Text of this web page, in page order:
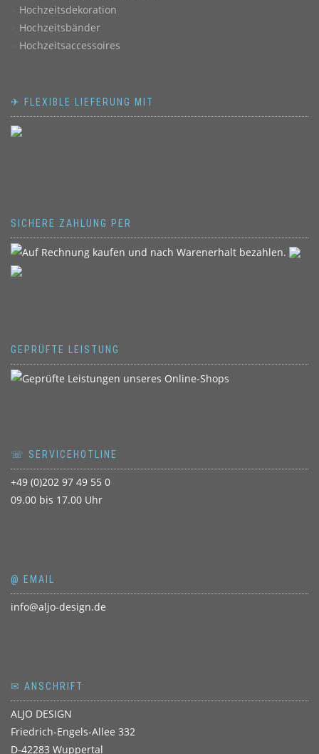
Hochzeitsdekoration
Hochzeitsbänder
Hochzeitsaccessoires
✈ FLEXIBLE LIEFERUNG MIT
SICHERE ZAHLUNG PER
GEPRÜFTE LEISTUNG
☏ SERVICEHOTLINE
+49 (0)202 97 49 55 0
09.00 bis 17.00 Uhr
@ EMAIL
info@aljo-design.de
✉ ANSCHRIFT
ALJO DESIGN
Friedrich-Engels-Allee 332
D-42283 Wuppertal